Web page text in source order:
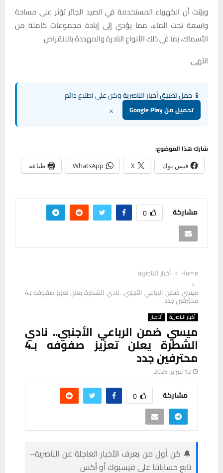
وبيّنت أن الكهرباء المستخدمة في الصيد الجائر تؤثر على مساحة
واسعة تحت الماء، مما يؤدي إلى إبادة مجموعات كاملة من
الأسماك، بما في ذلك الأنواع النادرة والمهددة بالانقراض.
انتهى.
📱 حمل تطبيق أخبار الناصرية وكن على اطلاع دائم
تحميل من Google Play ×
شارك هذا الموضوع:
فيس بوك X
WhatsApp طباعة
مشاركة 0
Home
أخبار الناصرية
ميسي ضمن الرباعي الأجنبي.. نادي الشطرة يعلن تعزيز صفوفه بـ4
محترفين جدد
أخبار الناصرية ألأخبار
ميسي ضمن الرباعي الأجنبي.. نادي
الشطرة يعلن تعزيز صفوفه بـ4
محترفين جدد
12 فبراير، 2026
مشاركة 0
🔔 كن أول من يعرف الأخبار العاجلة عن الناصرية–
تابع حساباتنا على فيسبوك أو أكس